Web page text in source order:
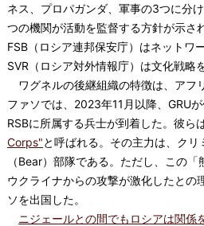
ネス、プロパガンダ、軍事の3つに分
つの機関が活動を監督する方針が示さ
FSB（ロシア連邦保安庁）はネットワ
SVR（ロシア対外情報庁）は文化戦略
ワグネルの後継組織の特徴は、アフ
ファソでは、2023年11月以降、GRU
RSBに所属する兵士が到着した。彼らは
Corps"と呼ばれる。その主力は、クリ
（Bear）部隊である。ただし、この「
ウクライナからの攻撃が激化したとの
ソを出国した。
ニジェールとの間でもロシアは関係